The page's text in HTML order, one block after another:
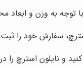
به وزن و ابعاد
سفارش خود را ثبت
و نایلون استرچ را